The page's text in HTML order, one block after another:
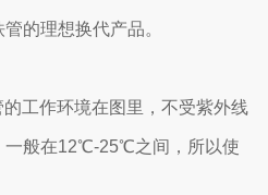
的理想换代产品。
工作环境在图里，不受紫外线
一般在12℃-25℃之间，所以使